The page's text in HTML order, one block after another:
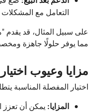
التعامل مع المشكلات
على سبيل المثال، قد
مما يوفر حلولًا جاهزة
مزايا وعيوب
اختيار المفصلة المناسبة
المزايا: يمكن أن تعزز